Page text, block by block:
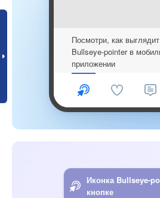
Посмотри, как
Bullseye-pointer в
приложении
Иконка Bullseye-
кнопке